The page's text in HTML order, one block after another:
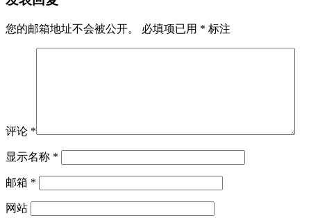
您的邮箱地址不会被公开。 必填项已用 * 标注
评论 *
显示名称 *
邮箱 *
网站